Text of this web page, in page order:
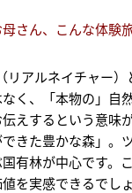
さん、こんな体験
リアルネイチャー）
く、「本物の」自
えするという意味
きた豊かな森」。
有林が中心です。
を実感できるでし